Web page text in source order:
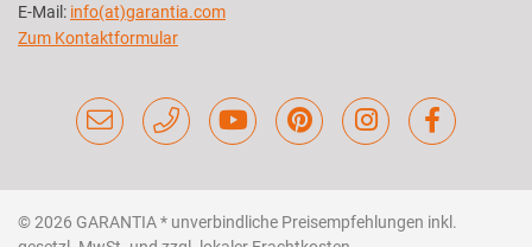
E-Mail: info(at)garantia.com
Zum Kontaktformular
© 2026 GARANTIA* unverbindliche Preisempfehlungen inkl.